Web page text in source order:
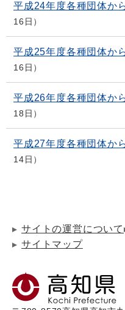
平成24年度各種団体か
16日
平成25年度各種団体か
16日
平成26年度各種団体か
18日
平成27年度各種団体か
14日
サイトの運営について
サイトマップ